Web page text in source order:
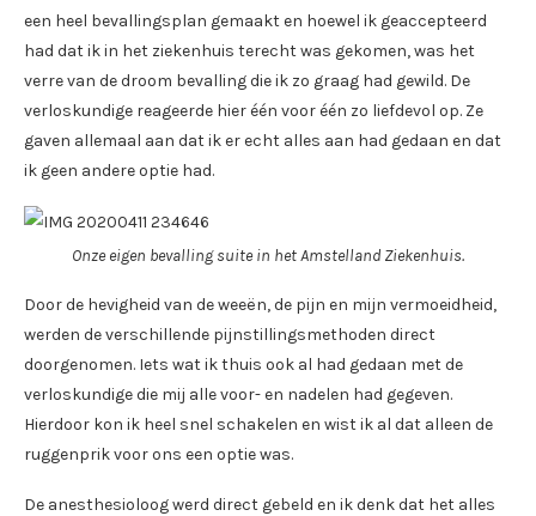
een heel bevallingsplan gemaakt en hoewel ik geaccepteerd
had dat ik in het ziekenhuis terecht was gekomen, was het
verre van de droom bevalling die ik zo graag had gewild. De
verloskundige reageerde hier één voor één zo liefdevol op. Ze
gaven allemaal aan dat ik er echt alles aan had gedaan en dat
ik geen andere optie had.
Onze eigen bevalling suite in het Amstelland Ziekenhuis.
Door de hevigheid van de weeën, de pijn en mijn vermoeidheid,
werden de verschillende pijnstillingsmethoden direct
doorgenomen. Iets wat ik thuis ook al had gedaan met de
verloskundige die mij alle voor- en nadelen had gegeven.
Hierdoor kon ik heel snel schakelen en wist ik al dat alleen de
ruggenprik voor ons een optie was.
De anesthesioloog werd direct gebeld en ik denk dat het alles